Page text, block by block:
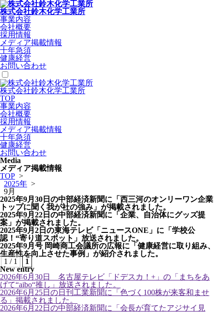
株式会社鈴木化学工業所
事業内容
会社概要
採用情報
メディア掲載情報
十年急須
健康経営
お問い合わせ
株式会社鈴木化学工業所
TOP
事業内容
会社概要
採用情報
メディア掲載情報
十年急須
健康経営
お問い合わせ
Media
メディア掲載情報
TOP >
2025年 >
9月
2025年9月30日の中部経済新聞に「西三河のオンリーワン企業
トップに聞く我が社の強み」が掲載されました。
2025年9月22日の中部経済新聞に「企業、自治体にグッズ提
案」が掲載されました。
2025年9月2日の東海テレビ「ニュースONE」に「学校公
認！“寄り道スポット」放送されました。
2025年9月号 岡崎商工会議所の広報に「健康経営に取り組み、
生産性を向上させた事例」が紹介されました。
1 / 1
1
New entry
2026年6月30日 名古屋テレビ「ドデスカ！+」の「まちをあ
げて“aibo“推し」放送されました。
2026年6月25日の日刊工業新聞に「色づく100株が来客和ませ
る」掲載されました。
2026年6月22日の中部経済新聞に「会長が育てたアジサイ見